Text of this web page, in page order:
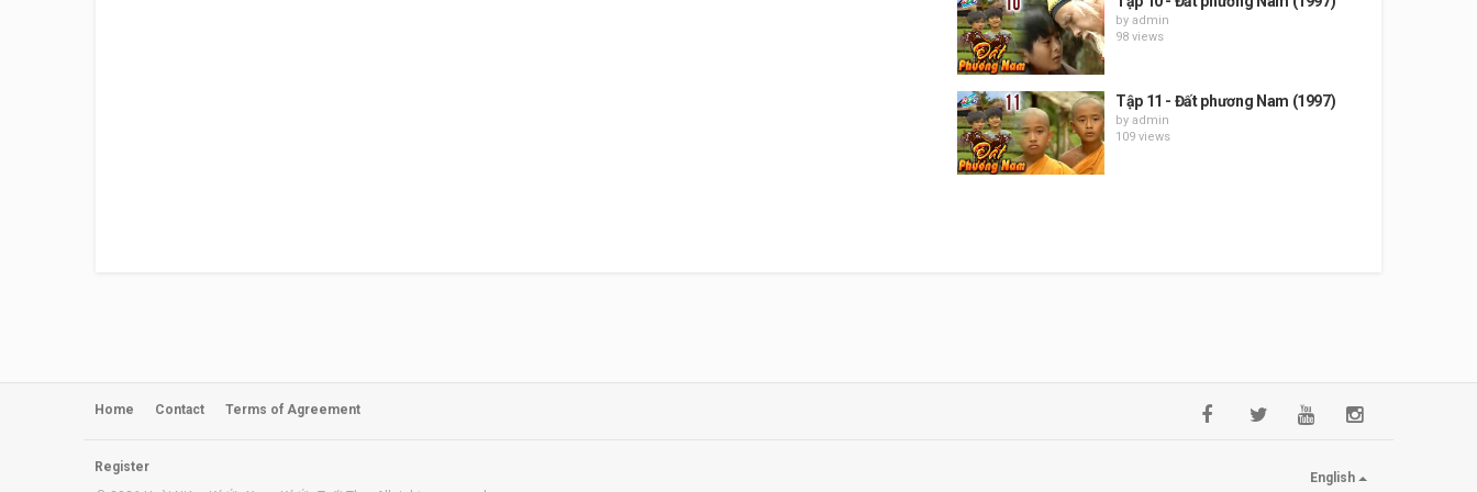
by admin
98 views
Tập 11 - Đất phương Nam (1997)
by admin
109 views
Home Contact Terms of Agreement
Register
English